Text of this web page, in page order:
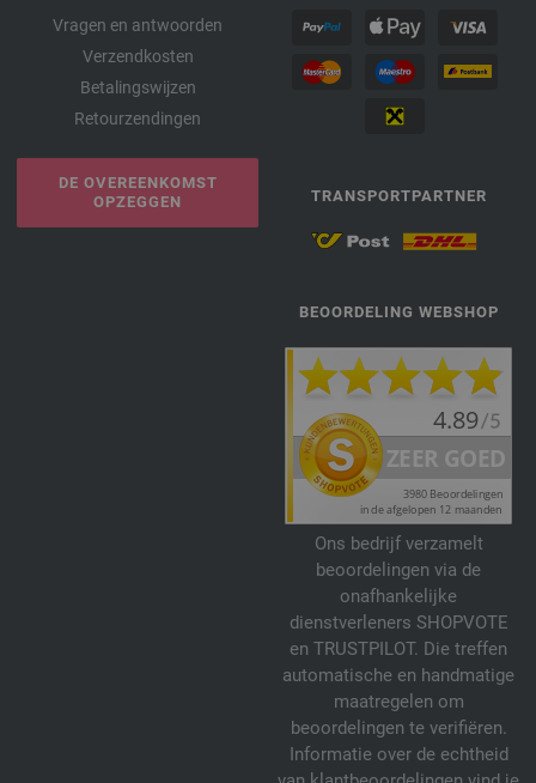
Vragen en antwoorden
Verzendkosten
Betalingswijzen
Retourzendingen
DE OVEREENKOMST
OPZEGGEN
TRANSPORTPARTNER
BEOORDELING WEBSHOP
Ons bedrijf verzamelt
beoordelingen via de
onafhankelijke
dienstverleners SHOPVOTE
en TRUSTPILOT. Die treffen
automatische en handmatige
maatregelen om
beoordelingen te verifiëren.
Informatie over de echtheid